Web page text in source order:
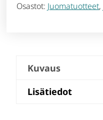
Osastot: Juomatuotteet,
Kuvaus
Lisätiedot